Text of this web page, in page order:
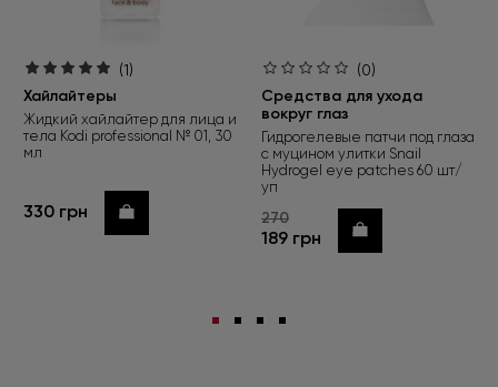
(1)
Хайлайтеры
Жидкий хайлайтер для лица и
тела Kodi professional № 01, 30
мл
330 грн Купить
(0)
Средства для ухода
вокруг глаз
Гидрогелевые патчи под глаза
с муцином улитки Snail
Hydrogel eye patches 60 шт/
уп
270
189 грн Купить